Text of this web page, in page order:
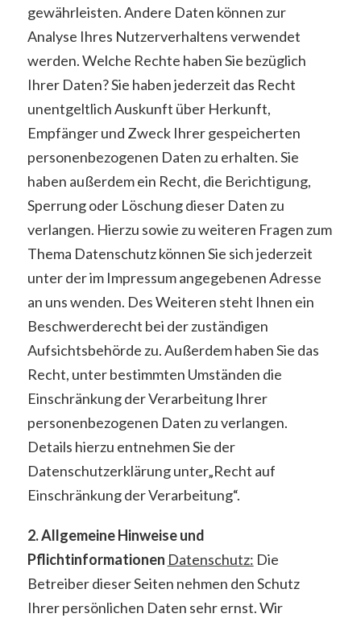
gewährleisten. Andere Daten können zur
Analyse Ihres Nutzerverhaltens verwendet
werden. Welche Rechte haben Sie bezüglich
Ihrer Daten? Sie haben jederzeit das Recht
unentgeltlich Auskunft über Herkunft,
Empfänger und Zweck Ihrer gespeicherten
personenbezogenen Daten zu erhalten. Sie
haben außerdem ein Recht, die Berichtigung,
Sperrung oder Löschung dieser Daten zu
verlangen. Hierzu sowie zu weiteren Fragen zum
Thema Datenschutz können Sie sich jederzeit
unter der im Impressum angegebenen Adresse
an uns wenden. Des Weiteren steht Ihnen ein
Beschwerderecht bei der zuständigen
Aufsichtsbehörde zu. Außerdem haben Sie das
Recht, unter bestimmten Umständen die
Einschränkung der Verarbeitung Ihrer
personenbezogenen Daten zu verlangen.
Details hierzu entnehmen Sie der
Datenschutzerklärung unter„Recht auf
Einschränkung der Verarbeitung“.
2. Allgemeine Hinweise und
Pflichtinformationen Datenschutz: Die
Betreiber dieser Seiten nehmen den Schutz
Ihrer persönlichen Daten sehr ernst. Wir